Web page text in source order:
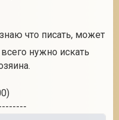
что писать, может
нужно искать